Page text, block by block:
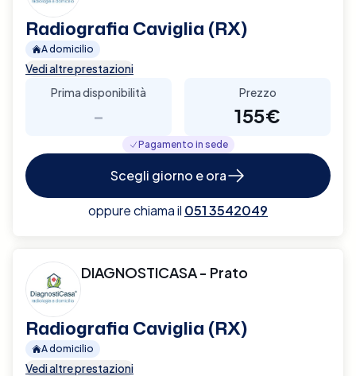
Radiografia Caviglia (RX)
A domicilio
Vedi altre prestazioni
Prima disponibilità
-
Prezzo
155€
Pagamento in sede
Scegli giorno e ora
oppure chiama il 051 3542049
DIAGNOSTICASA - Prato
Radiografia Caviglia (RX)
A domicilio
Vedi altre prestazioni